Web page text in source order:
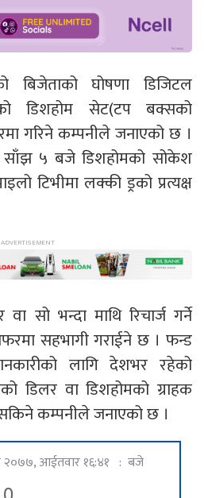
बिजेताको घोषणा डिजिटल
डिशहोम सेट(टप बक्सको
गरिने कम्पनीले जनाएको छ ।
साँझ ५ बजे डिशहोमको सोकेश
टिभीमा लक्की ड्रको प्रत्यक्ष
सो भन्दा माथि रिचार्ज गर्ने
सहभागी गराईने छ । फन्ड
लागि देशभर रहेको
डिलर वा डिशहोमको ग्राहक
सकिने कम्पनीले जनाएको छ ।
२०७७, आईतवार १६:४१ : बजे